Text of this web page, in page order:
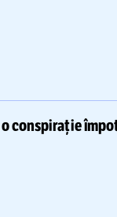
o conspirație